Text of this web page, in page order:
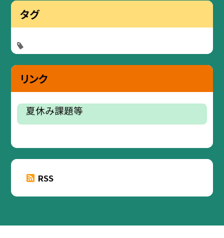
タグ
リンク
夏休み課題等
RSS